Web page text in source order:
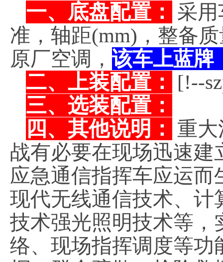
一、底盘配置：
采
准，轴距(mm)，整备
原厂空调， 该车上蓝牌
二、上装配置：
[!--
三、选装配置：
四、其他说明：
重
战有必要在现场迅速
应急通信指挥车应运
现代无线通信技术、
技术强光照明技术等，
络、现场指挥调度等